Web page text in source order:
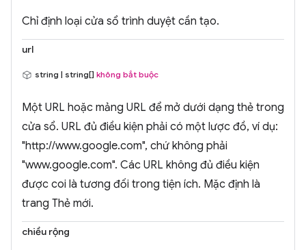
Chỉ định loại cửa sổ trình duyệt cần tạo.
url
string | string[] không bắt buộc
Một URL hoặc mảng URL để mở dưới dạng thẻ trong
cửa sổ. URL đủ điều kiện phải có một lược đồ, ví dụ:
"http://www.google.com", chứ không phải
"www.google.com". Các URL không đủ điều kiện
được coi là tương đối trong tiện ích. Mặc định là
trang Thẻ mới.
chiều rộng